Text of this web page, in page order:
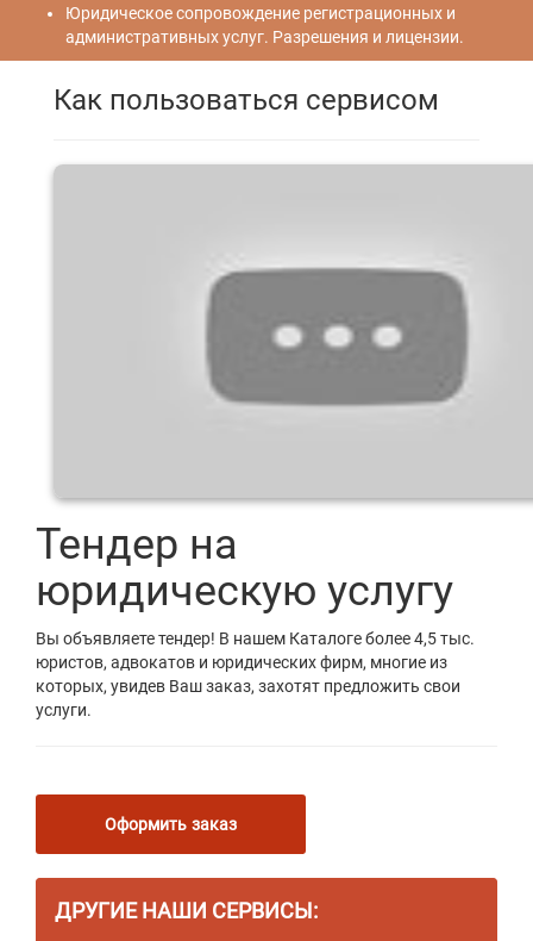
Юридическое сопровождение регистрационных и
административных услуг. Разрешения и лицензии.
Как пользоваться сервисом
Тендер на
юридическую услугу
Вы объявляете тендер! В нашем Каталоге более 4,5 тыс.
юристов, адвокатов и юридических фирм, многие из
которых, увидев Ваш заказ, захотят предложить свои
услуги.
Оформить заказ
ДРУГИЕ НАШИ СЕРВИСЫ: